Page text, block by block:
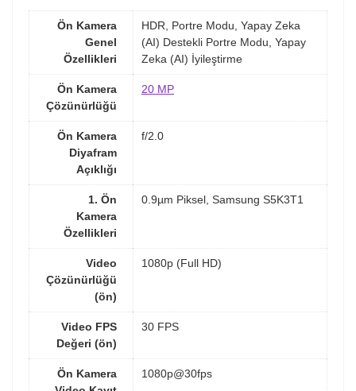
Ön Kamera
Genel
Özellikleri
HDR, Portre Modu, Yapay Zeka
(AI) Destekli Portre Modu, Yapay
Zeka (AI) İyileştirme
Ön Kamera
Çözünürlüğü
20 MP
Ön Kamera
Diyafram
Açıklığı
f/2.0
1. Ön
Kamera
Özellikleri
0.9µm Piksel, Samsung S5K3T1
Video
Çözünürlüğü
(ön)
1080p (Full HD)
Video FPS
Değeri (ön)
30 FPS
Ön Kamera
1080p@30fps